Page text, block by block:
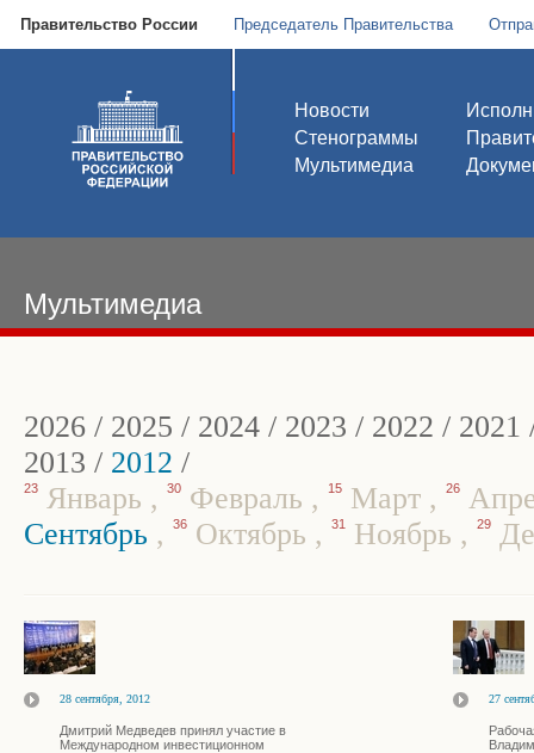
Правительство России Председатель Правительства
Новости
Стенограммы
Мультимедиа
Мультимедиа
2026 / 2025 / 2024 / 2023 / 2022 / 2021
2013 / 2012 /
23 Январь , 30 Февраль , 15 Март , 26
Сентябрь , 36 Октябрь , 31 Ноябрь , 29
28 сентября, 2012
Дмитрий Медведев принял участие в
Международном инвестиционном
27